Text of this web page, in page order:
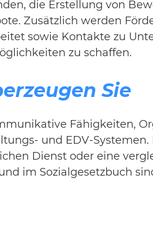
die Erstellung von
Zusätzlich werden
sowie Kontakte zu
zu schaffen.
Sie
Fähigkeiten,
und EDV-Systemen.
Dienst oder eine
im Sozialgesetzbuch